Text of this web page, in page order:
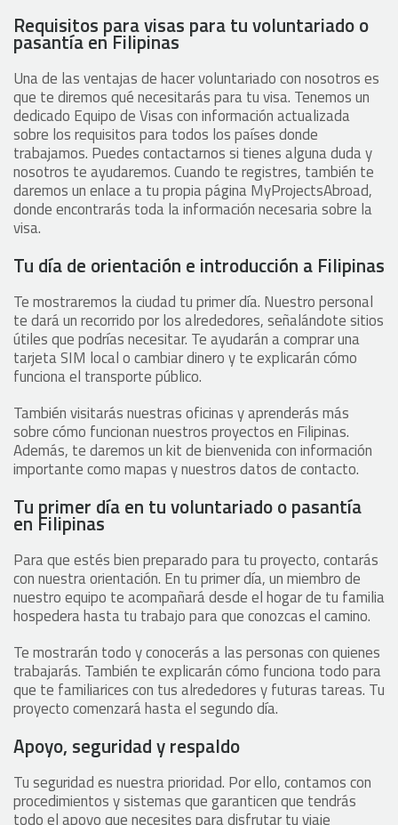
Requisitos para visas para tu voluntariado o
pasantía en Filipinas
Una de las ventajas de hacer voluntariado con nosotros es
que te diremos qué necesitarás para tu visa. Tenemos un
dedicado Equipo de Visas con información actualizada
sobre los requisitos para todos los países donde
trabajamos. Puedes contactarnos si tienes alguna duda y
nosotros te ayudaremos. Cuando te registres, también te
daremos un enlace a tu propia página MyProjectsAbroad,
donde encontrarás toda la información necesaria sobre la
visa.
Tu día de orientación e introducción a Filipinas
Te mostraremos la ciudad tu primer día. Nuestro personal
te dará un recorrido por los alrededores, señalándote sitios
útiles que podrías necesitar. Te ayudarán a comprar una
tarjeta SIM local o cambiar dinero y te explicarán cómo
funciona el transporte público.
También visitarás nuestras oficinas y aprenderás más
sobre cómo funcionan nuestros proyectos en Filipinas.
Además, te daremos un kit de bienvenida con información
importante como mapas y nuestros datos de contacto.
Tu primer día en tu voluntariado o pasantía
en Filipinas
Para que estés bien preparado para tu proyecto, contarás
con nuestra orientación. En tu primer día, un miembro de
nuestro equipo te acompañará desde el hogar de tu familia
hospedera hasta tu trabajo para que conozcas el camino.
Te mostrarán todo y conocerás a las personas con quienes
trabajarás. También te explicarán cómo funciona todo para
que te familiarices con tus alrededores y futuras tareas. Tu
proyecto comenzará hasta el segundo día.
Apoyo, seguridad y respaldo
Tu seguridad es nuestra prioridad. Por ello, contamos con
procedimientos y sistemas que garanticen que tendrás
todo el apoyo que necesites para disfrutar tu viaje